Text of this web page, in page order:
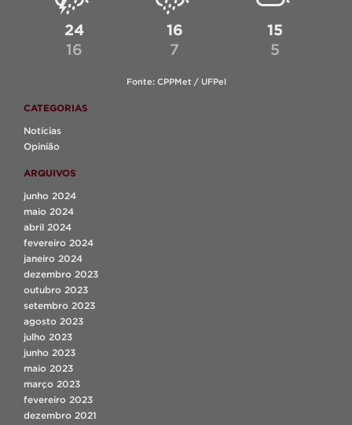
24
16
16
7
15
5
Fonte: CPPMet / UFPel
CATEGORIAS
Notícias
Opinião
ARQUIVOS
junho 2024
maio 2024
abril 2024
fevereiro 2024
janeiro 2024
dezembro 2023
outubro 2023
setembro 2023
agosto 2023
julho 2023
junho 2023
maio 2023
março 2023
fevereiro 2023
dezembro 2021